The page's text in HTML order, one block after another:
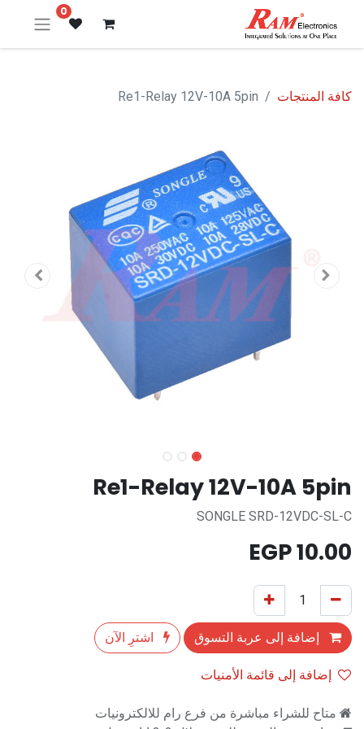
0
كافة المنتجات Re1-Relay 12V-10A 5pin
Re1-Relay 12V-10A 5pin
SONGLE SRD-12VDC-SL-C
10.00
إضافة إلى عربة التسوق
اشترِ الآن
إضافة إلى قائمة الأمنيات
متاح للشراء مباشرة من فرع رام للالكترونيات